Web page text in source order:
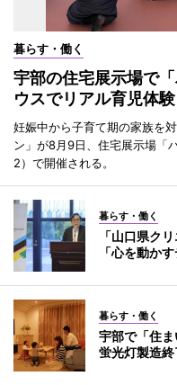
暮らす・働く
宇部の住宅展示場で
ウスでリアル育児体験
妊娠中から子育て期の家族を
ン」が8月9日、住宅展示場「
2）で開催される。
暮らす・働く
「山口県ク
「心を動か
暮らす・働く
宇部で「住
蛍光灯製造終